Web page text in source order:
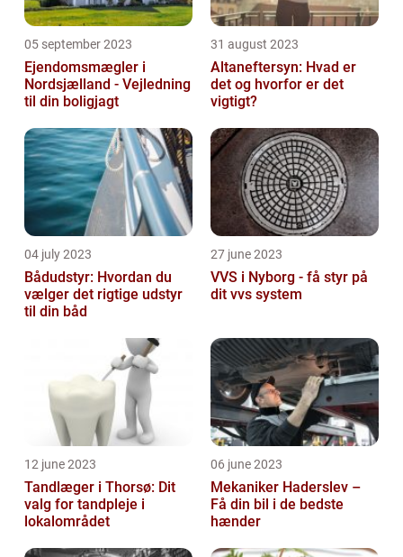
05 september 2023
Ejendomsmægler i
Nordsjælland - Vejledning
til din boligjagt
31 august 2023
Altaneftersyn: Hvad er
det og hvorfor er det
vigtigt?
04 july 2023
Bådudstyr: Hvordan du
vælger det rigtige udstyr
til din båd
27 june 2023
VVS i Nyborg - få styr på
dit vvs system
12 june 2023
Tandlæger i Thorsø: Dit
valg for tandpleje i
lokalområdet
06 june 2023
Mekaniker Haderslev –
Få din bil i de bedste
hænder